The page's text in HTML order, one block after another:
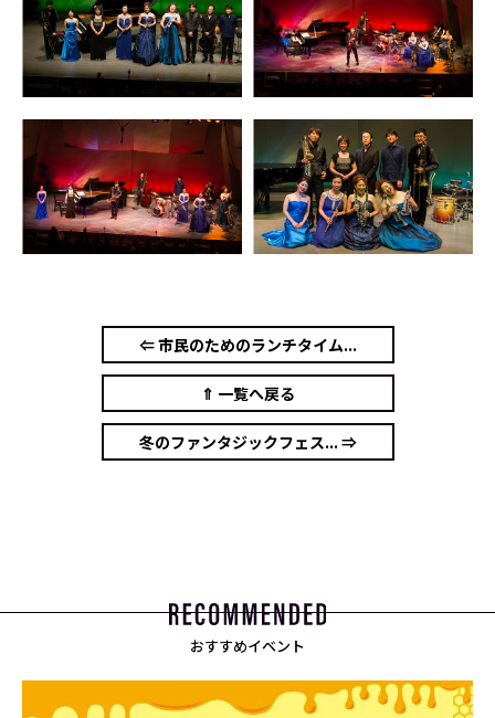
⇐ 市民のためのランチタイム...
⇑ 一覧へ戻る
冬のファンタジックフェス... ⇒
おすすめイベント